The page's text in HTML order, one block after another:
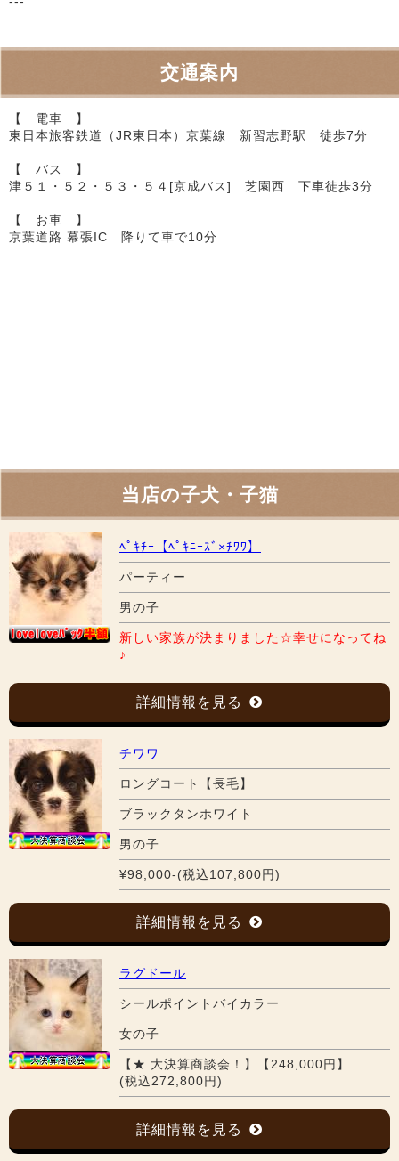
交通案内
【 電車 】
東日本旅客鉄道（JR東日本）京葉線 新習志野駅 徒歩7分
【 バス 】
津５１・５２・５３・５４[京成バス] 芝園西 下車徒歩3分
【 お車 】
京葉道路 幕張IC 降りて車で10分
当店の子犬・子猫
ﾍﾟｷﾁｰ【ﾍﾟｷﾆｰｽﾞ×ﾁﾜﾜ】
パーティー
男の子
新しい家族が決まりました☆幸せになってね
♪
詳細情報を見る
チワワ
ロングコート【長毛】
ブラックタンホワイト
男の子
¥98,000-(税込107,800円)
詳細情報を見る
ラグドール
シールポイントバイカラー
女の子
【★ 大決算商談会！】【248,000円】
(税込272,800円)
詳細情報を見る